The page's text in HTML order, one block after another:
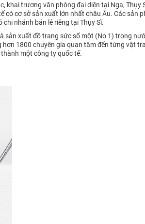
khai trương văn phòng đại diện tại Nga, Thụy
cơ sở sản xuất lớn nhất châu Âu. Các sản
nhánh bán lẻ riêng tại Thụy Sĩ.
sản xuất đồ trang sức số một (No 1) trong
1800 chuyên gia quan tâm đến từng vật
một công ty quốc tế.